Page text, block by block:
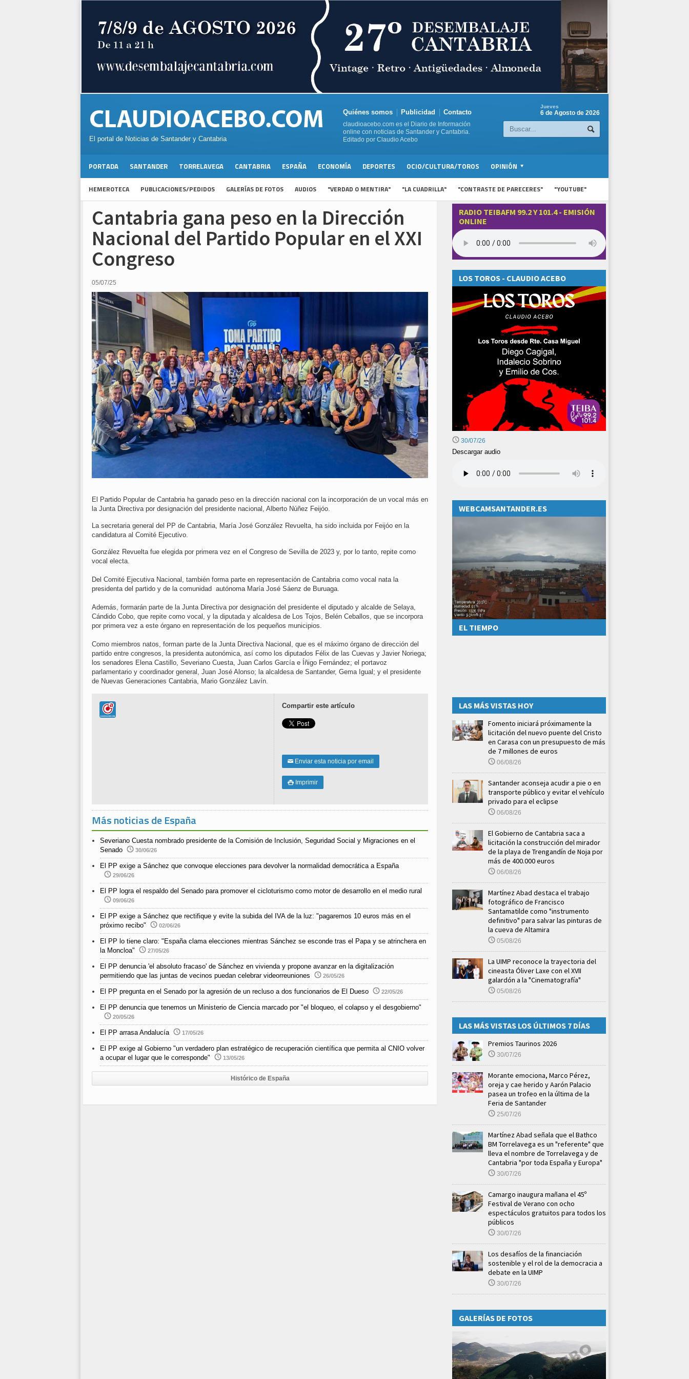
El portal de Noticias de Santander y Cantabria
Quiénes somos Publicidad Contacto
claudioacebo.com es el Diario de Información
online con noticias de Santander y Cantabria.
Editado por Claudio Acebo
Jueves
6 de Agosto de 2026
PORTADA SANTANDER TORRELAVEGA CANTABRIA ESPAÑA ECONOMÍA DEPORTES OCIO/CULTURA/TOROS OPINIÓN
HEMEROTECA PUBLICACIONES/PEDIDOS GALERÍAS DE FOTOS AUDIOS "VERDAD O MENTIRA" "LA CUADRILLA" "CONTRASTE DE PARECERES" "YOUTUBE"
Cantabria gana peso en la Dirección
Nacional del Partido Popular en el XXI
Congreso
05/07/25
El Partido Popular de Cantabria ha ganado peso en la dirección nacional con la incorporación de un vocal más en
la Junta Directiva por designación del presidente nacional, Alberto Núñez Feijóo.
La secretaria general del PP de Cantabria, María José González Revuelta, ha sido incluida por Feijóo en la
candidatura al Comité Ejecutivo.
González Revuelta fue elegida por primera vez en el Congreso de Sevilla de 2023 y, por lo tanto, repite como
vocal electa.
Del Comité Ejecutiva Nacional, también forma parte en representación de Cantabria como vocal nata la
presidenta del partido y de la comunidad autónoma María José Sáenz de Buruaga.
Además, formarán parte de la Junta Directiva por designación del presidente el diputado y alcalde de Selaya,
Cándido Cobo, que repite como vocal, y la diputada y alcaldesa de Los Tojos, Belén Ceballos, que se incorpora
por primera vez a este órgano en representación de los pequeños municipios.
Como miembros natos, forman parte de la Junta Directiva Nacional, que es el máximo órgano de dirección del
partido entre congresos, la presidenta autonómica, así como los diputados Félix de las Cuevas y Javier Noriega;
los senadores Elena Castillo, Severiano Cuesta, Juan Carlos García e Íñigo Fernández; el portavoz
parlamentario y coordinador general, Juan José Alonso; la alcaldesa de Santander, Gema Igual; y el presidente
de Nuevas Generaciones Cantabria, Mario González Lavín.
Compartir este artículo
✉ Enviar esta noticia por email
 Imprimir
Más noticias de España
Severiano Cuesta nombrado presidente de la Comisión de Inclusión, Seguridad Social y Migraciones en el
Senado
30/06/26
El PP exige a Sánchez que convoque elecciones para devolver la normalidad democrática a España
29/06/26
El PP logra el respaldo del Senado para promover el cicloturismo como motor de desarrollo en el medio rural
09/06/26
El PP exige a Sánchez que rectifique y evite la subida del IVA de la luz: "pagaremos 10 euros más en el
próximo recibo"
02/06/26
El PP lo tiene claro: "España clama elecciones mientras Sánchez se esconde tras el Papa y se atrinchera en
la Moncloa"
27/05/26
El PP denuncia 'el absoluto fracaso' de Sánchez en vivienda y propone avanzar en la digitalización
permitiendo que las juntas de vecinos puedan celebrar videorreuniones
26/05/26
El PP pregunta en el Senado por la agresión de un recluso a dos funcionarios de El Dueso 22/05/26
El PP denuncia que tenemos un Ministerio de Ciencia marcado por "el bloqueo, el colapso y el desgobierno"
20/05/26
El PP arrasa Andalucía 17/05/26
El PP exige al Gobierno "un verdadero plan estratégico de recuperación científica que permita al CNIO volver
a ocupar el lugar que le corresponde"
13/05/26
Histórico de España
RADIO TEIBAFM 99.2 Y 101.4 - EMISIÓN
ONLINE
LOS TOROS - CLAUDIO ACEBO
30/07/26
Descargar audio
WEBCAMSANTANDER.ES
EL TIEMPO
LAS MÁS VISTAS HOY
Fomento iniciará próximamente la
licitación del nuevo puente del Cristo
en Carasa con un presupuesto de más
de 7 millones de euros
06/08/26
Santander aconseja acudir a pie o en
transporte público y evitar el vehículo
privado para el eclipse
06/08/26
El Gobierno de Cantabria saca a
licitación la construcción del mirador
de la playa de Trengandín de Noja por
más de 400.000 euros
06/08/26
Martínez Abad destaca el trabajo
fotográfico de Francisco
Santamatilde como "instrumento
definitivo" para salvar las pinturas de
la cueva de Altamira
05/08/26
La UIMP reconoce la trayectoria del
cineasta Óliver Laxe con el XVII
galardón a la "Cinematografía"
05/08/26
LAS MÁS VISTAS LOS ÚLTIMOS 7 DÍAS
Premios Taurinos 2026
30/07/26
Morante emociona, Marco Pérez,
oreja y cae herido y Aarón Palacio
pasea un trofeo en la última de la
Feria de Santander
25/07/26
Martínez Abad señala que el Bathco
BM Torrelavega es un "referente" que
lleva el nombre de Torrelavega y de
Cantabria "por toda España y Europa"
30/07/26
Camargo inaugura mañana el 45º
Festival de Verano con ocho
espectáculos gratuitos para todos los
públicos
30/07/26
Los desafíos de la financiación
sostenible y el rol de la democracia a
debate en la UIMP
30/07/26
GALERÍAS DE FOTOS